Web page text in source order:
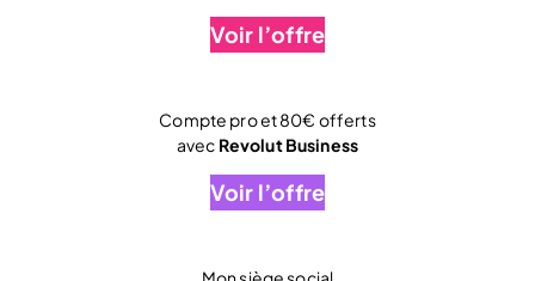
Voir l’offre
Compte pro et 80€ offerts
avec Revolut Business
Voir l’offre